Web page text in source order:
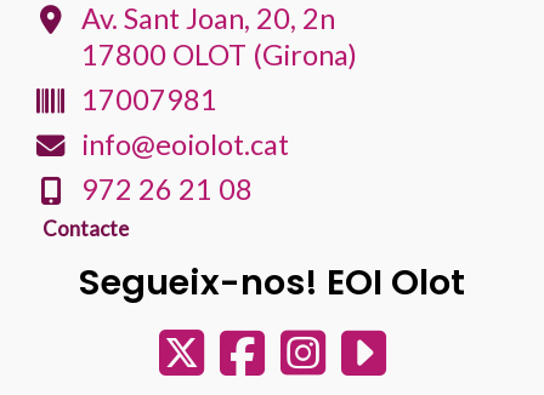
Av. Sant Joan, 20, 2n
17800 OLOT (Girona)
17007981
info@eoiolot.cat
972 26 21 08
Contacte
Segueix-nos! EOI Olot